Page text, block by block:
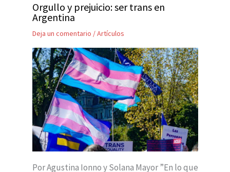
Orgullo y prejuicio: ser trans en
Argentina
Deja un comentario /Artículos
Por Agustina Ionno y Solana Mayor ”En lo que